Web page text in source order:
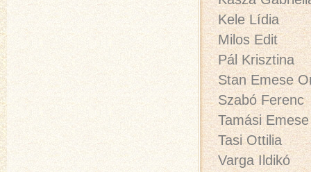
Kele Lídia
Milos Edit
Pál Krisztina
Stan Emese
Szabó Ferenc
Tamási Emese
Tasi Ottilia
Varga Ildikó